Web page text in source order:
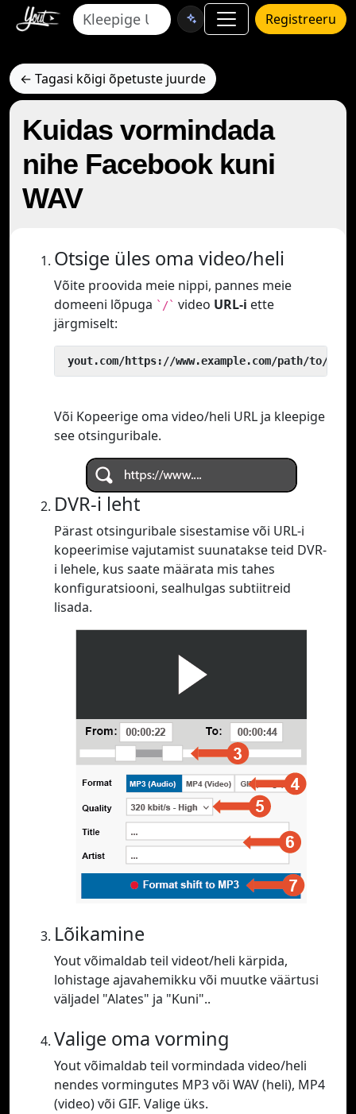
Registreeru
← Tagasi kõigi õpetuste juurde
Kuidas vormindada
nihe Facebook kuni
WAV
Otsige üles oma video/heli
Võite proovida meie nippi, pannes meie
domeeni lõpuga `/` video URL-i ette
järgmiselt:
yout.com/https://www.example.com/path/to/
Või Kopeerige oma video/heli URL ja kleepige
see otsinguribale.
DVR-i leht
Pärast otsinguribale sisestamise või URL-i
kopeerimise vajutamist suunatakse teid DVR-
i lehele, kus saate määrata mis tahes
konfiguratsiooni, sealhulgas subtiitreid
lisada.
Lõikamine
Yout võimaldab teil videot/heli kärpida,
lohistage ajavahemikku või muutke väärtusi
väljadel "Alates" ja "Kuni"..
Valige oma vorming
Yout võimaldab teil vormindada video/heli
nendes vormingutes MP3 või WAV (heli), MP4
(video) või GIF. Valige üks.